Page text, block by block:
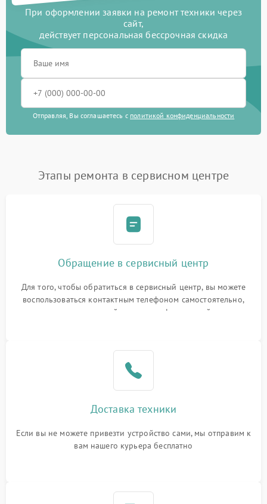
При оформлении заявки на ремонт техники через
сайт,
действует персональная бессрочная скидка
Отправляя, Вы соглашаетесь с политикой конфиденциальности
Этапы ремонта в сервисном центре
Обращение в сервисный центр
Для того, чтобы обратиться в сервисный центр, вы можете
воспользоваться контактным телефоном самостоятельно,
или оставить свой номер телефона на сайте
Доставка техники
Если вы не можете привезти устройство сами, мы отправим к
вам нашего курьера бесплатно